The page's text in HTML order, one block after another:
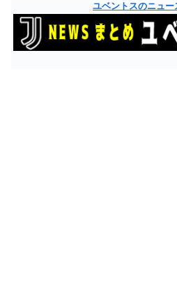
ユベントスのニュー